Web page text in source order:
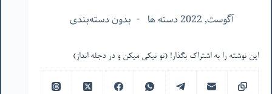
آگوست, 2022 دسته ها بدون دسته‌بندی
این نوشته را به اشتراک بگذار! (تو نیکی میکن و در دجله انداز)